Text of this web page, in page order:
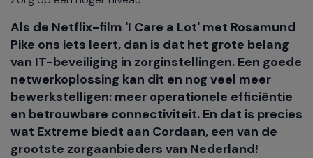
Als de Netflix-film 'I Care a Lot' met Rosamund
Pike ons iets leert, dan is dat het grote belang
van IT-beveiliging in zorginstellingen. Een goede
netwerkoplossing kan dit en nog veel meer
bewerkstelligen: meer operationele efficiëntie
en betrouwbare connectiviteit. En dat is precies
wat Extreme biedt aan Cordaan, een van de
grootste zorgaanbieders van Nederland!